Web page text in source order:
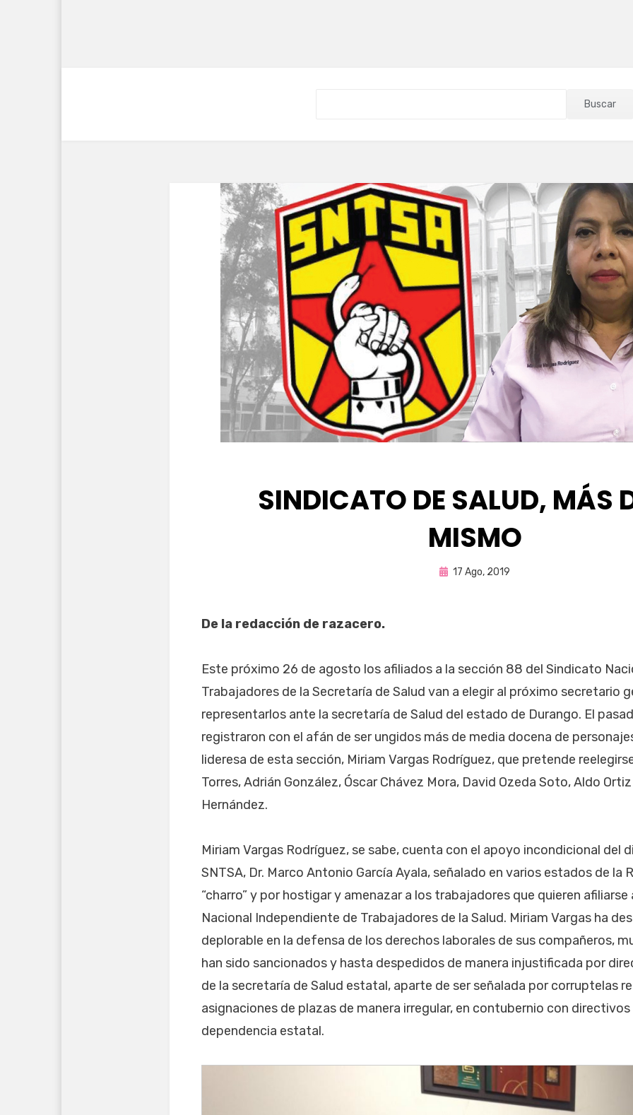
Buscar
SINDICATO DE SALUD, MÁS
MISMO
porEnrique
Publicada
17 Ago, 2019
De la redacción de razacero.
Este próximo 26 de agosto los afiliados a la sección 88 del Sindicato
Trabajadores de la Secretaría de Salud van a elegir al próximo secretario
representarlos ante la secretaría de Salud del estado de Durango. El
registraron con el afán de ser ungidos más de media docena de
lideresa de esta sección, Miriam Vargas Rodríguez, que pretende
Torres, Adrián González, Óscar Chávez Mora, David Ozeda Soto, Aldo
Hernández.
Miriam Vargas Rodríguez, se sabe, cuenta con el apoyo incondicional del
SNTSA, Dr. Marco Antonio García Ayala, señalado en varios estados de la
“charro” y por hostigar y amenazar a los trabajadores que quieren
Nacional Independiente de Trabajadores de la Salud. Miriam Vargas ha
deplorable en la defensa de los derechos laborales de sus compañeros,
han sido sancionados y hasta despedidos de manera injustificada por
de la secretaría de Salud estatal, aparte de ser señalada por corruptelas
asignaciones de plazas de manera irregular, en contubernio con
dependencia estatal.